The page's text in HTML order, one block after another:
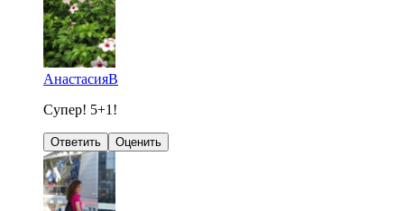
АнастасияВ
Супер! 5+1!
Ответить Оценить